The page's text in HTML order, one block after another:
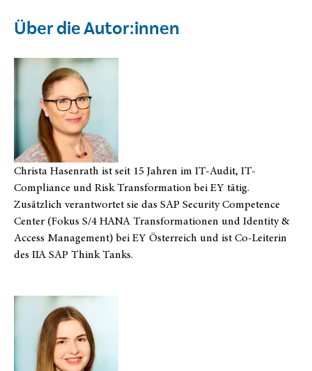
Über die Autor:innen
Christa Hasenrath ist seit 15 Jahren im IT-Audit, IT-
Compliance und Risk Transformation bei EY tätig.
Zusätzlich verantwortet sie das SAP Security Competence
Center (Fokus S/4 HANA Transformationen und Identity &
Access Management) bei EY Österreich und ist Co-Leiterin
des IIA SAP Think Tanks.